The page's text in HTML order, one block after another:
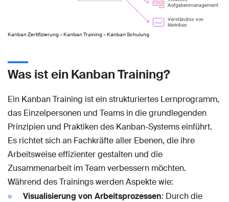
Kanban Zertifizierung – Kanban Training – Kanban Schulung
Was ist ein Kanban Training?
Ein Kanban Training ist ein strukturiertes Lernprogramm,
das Einzelpersonen und Teams in die grundlegenden
Prinzipien und Praktiken des Kanban-Systems einführt.
Es richtet sich an Fachkräfte aller Ebenen, die ihre
Arbeitsweise effizienter gestalten und die
Zusammenarbeit im Team verbessern möchten.
Während des Trainings werden Aspekte wie:
Visualisierung von Arbeitsprozessen: Durch die